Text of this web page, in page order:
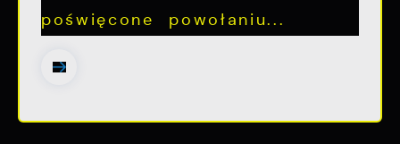
poświęcone powołaniu...